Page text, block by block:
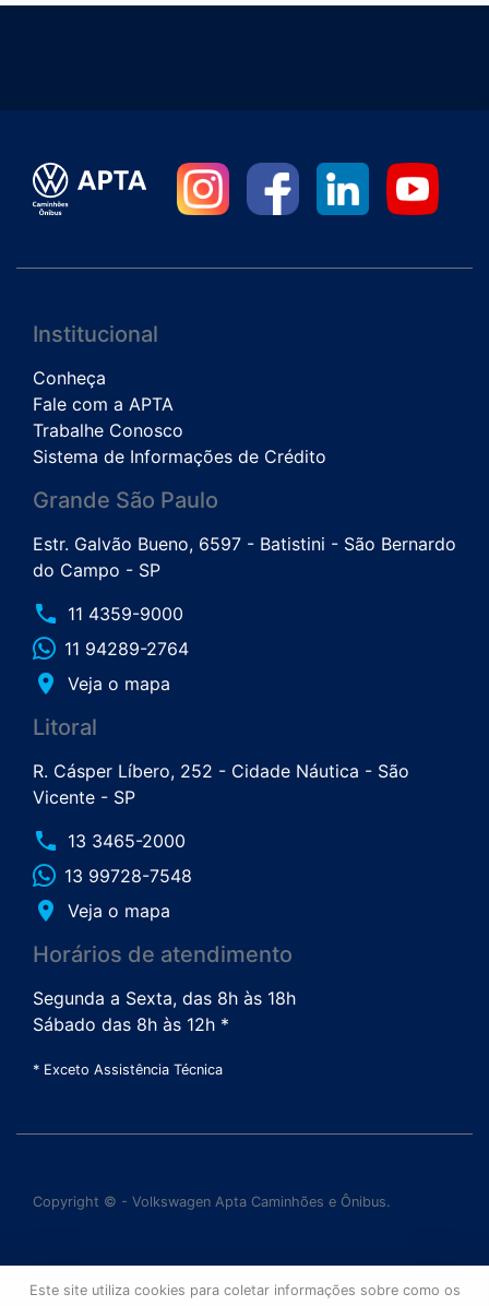
Institucional
Conheça
Fale com a APTA
Trabalhe Conosco
Sistema de Informações de Crédito
Grande São Paulo
Estr. Galvão Bueno, 6597 - Batistini - São Bernardo
do Campo - SP
phone 11 4359-9000
11 94289-2764
place Veja o mapa
Litoral
R. Cásper Líbero, 252 - Cidade Náutica - São
Vicente - SP
phone 13 3465-2000
13 99728-7548
place Veja o mapa
Horários de atendimento
Segunda a Sexta, das 8h às 18h
Sábado das 8h às 12h *
* Exceto Assistência Técnica
Copyright © - Volkswagen Apta Caminhões e Ônibus.
Este site utiliza cookies para coletar informações sobre como os